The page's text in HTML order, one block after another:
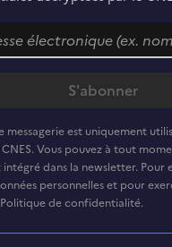
messagerie est uniquement
Vous pouvez à tout
dans la newsletter. Pour
personnelles et pour
de confidentialité.